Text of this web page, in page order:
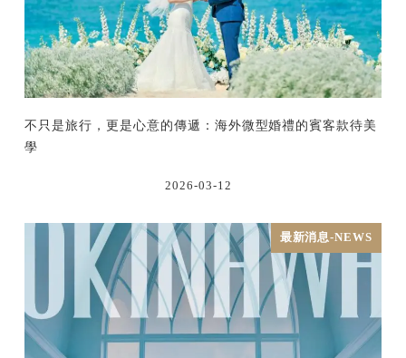
不只是旅行，更是心意的傳遞：海外微型婚禮的賓客款待美
學
2026-03-12
最新消息-NEWS